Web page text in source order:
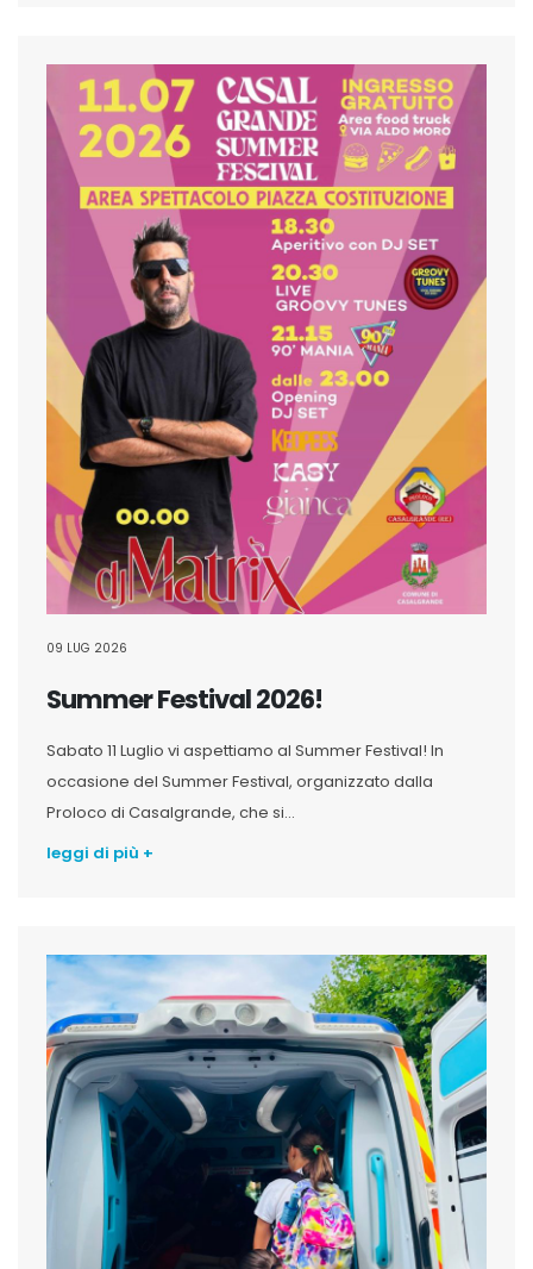
09 LUG 2026
Summer Festival 2026!
Sabato 11 Luglio vi aspettiamo al Summer Festival! In
occasione del Summer Festival, organizzato dalla
Proloco di Casalgrande, che si...
leggi di più +